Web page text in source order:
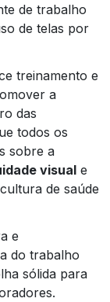
de trabalho
de telas por
treinamento e
a
das
todos os
sobre a
visual e
de saúde
e
do trabalho
sólida para